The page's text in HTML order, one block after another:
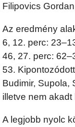
Filipovics
Az eredmény
6, 12. perc:
46, 27. perc:
53.
Budimir, Supola,
illetve nem
A legjobb nyolc